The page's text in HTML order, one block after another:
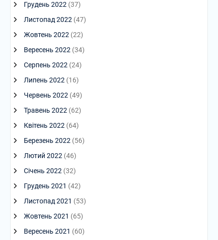
Грудень 2022 (37)
Листопад 2022 (47)
Жовтень 2022 (22)
Вересень 2022 (34)
Серпень 2022 (24)
Липень 2022 (16)
Червень 2022 (49)
Травень 2022 (62)
Квітень 2022 (64)
Березень 2022 (56)
Лютий 2022 (46)
Січень 2022 (32)
Грудень 2021 (42)
Листопад 2021 (53)
Жовтень 2021 (65)
Вересень 2021 (60)